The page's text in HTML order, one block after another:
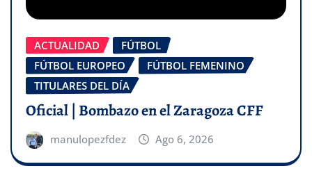
ACTUALIDAD
FÚTBOL
FÚTBOL EUROPEO
FÚTBOL FEMENINO
TITULARES DEL DÍA
Oficial | Bombazo en el Zaragoza CFF
manulopezfdez Ago 6, 2026